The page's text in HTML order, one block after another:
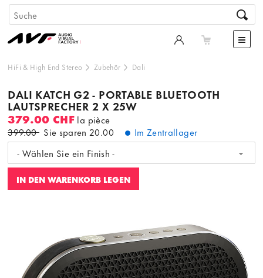
HiFi & High End Stereo Zubehör Dali
DALI KATCH G2 - PORTABLE BLUETOOTH
LAUTSPRECHER 2 X 25W
379.00 CHF la pièce
399.00 Sie sparen20.00
Im Zentrallager
- Wählen Sie ein Finish -
IN DEN WARENKORB LEGEN
Dieser Inhalt wird von einer dritten Partei gehostet. Durch
die Anzeige des externen Inhalts akzeptieren Sie die
Bedingungenvon youtube.com.